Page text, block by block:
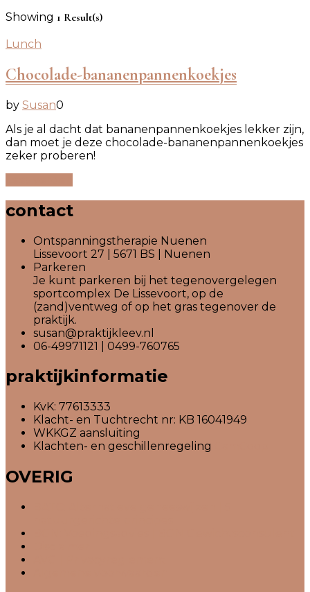
Showing 1 Result(s)
Lunch
Chocolade-bananenpannenkoekjes
by Susan0
Als je al dacht dat bananenpannenkoekjes lekker zijn,
dan moet je deze chocolade-bananenpannenkoekjes
zeker proberen!
contact
Ontspanningstherapie Nuenen
Lissevoort 27 | 5671 BS | Nuenen
Parkeren
Je kunt parkeren bij het tegenovergelegen
sportcomplex De Lissevoort, op de
(zand)ventweg of op het gras tegenover de
praktijk.
susan@praktijkleev.nl
06-49971121 | 0499-760765
praktijkinformatie
KvK: 77613333
Klacht- en Tuchtrecht nr: KB 16041949
WKKGZ aansluiting
Klachten- en geschillenregeling
OVERIG